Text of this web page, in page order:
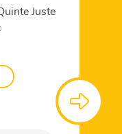
Juste